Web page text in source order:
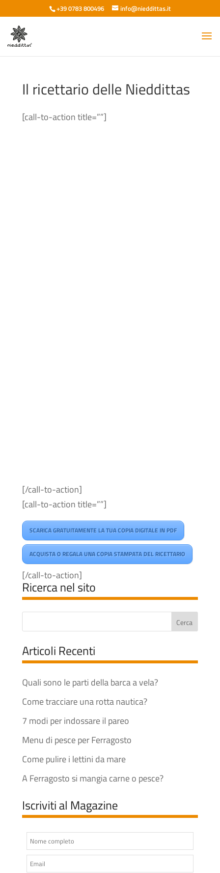
+39 0783 800496 info@nieddittas.it
Il ricettario delle Nieddittas
[call-to-action title=””]
[/call-to-action]
[call-to-action title=””]
SCARICA GRATUITAMENTE LA TUA COPIA DIGITALE IN PDF
ACQUISTA O REGALA UNA COPIA STAMPATA DEL RICETTARIO
[/call-to-action]
Ricerca nel sito
Articoli Recenti
Quali sono le parti della barca a vela?
Come tracciare una rotta nautica?
7 modi per indossare il pareo
Menu di pesce per Ferragosto
Come pulire i lettini da mare
A Ferragosto si mangia carne o pesce?
Iscriviti al Magazine